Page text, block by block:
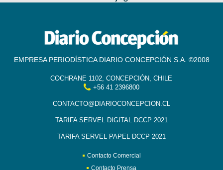
EMPRESA PERIODÍSTICA DIARIO CONCEPCIÓN S.A. ©2008
COCHRANE 1102, CONCEPCIÓN, CHILE
+56 41 2396800
CONTACTO@DIARIOCONCEPCION.CL
TARIFA SERVEL DIGITAL DCCP 2021
TARIFA SERVEL PAPEL DCCP 2021
Contacto Comercial
Contacto Prensa